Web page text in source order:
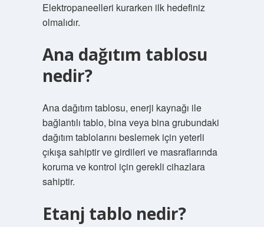
Elektropaneelleri kurarken ilk hedefiniz
olmalıdır.
Ana dağıtım tablosu
nedir?
Ana dağıtım tablosu, enerji kaynağı ile
bağlantılı tablo, bina veya bina grubundaki
dağıtım tablolarını beslemek için yeterli
çıkışa sahiptir ve girdileri ve masraflarında
koruma ve kontrol için gerekli cihazlara
sahiptir.
Etanj tablo nedir?